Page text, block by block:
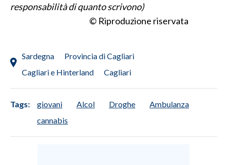
responsabilità di quanto scrivono)
© Riproduzione riservata
Sardegna
Provincia di Cagliari
Cagliari e Hinterland
Cagliari
Tags: giovani Alcol Droghe
Ambulanza
cannabis